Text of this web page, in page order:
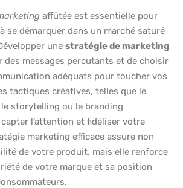
affûtée est essentielle pour
se démarquer dans un marché saturé
une stratégie de marketing
des messages percutants et de choisir
adéquats pour toucher vos
tactiques créatives, telles que le
storytelling ou le branding
l’attention et fidéliser votre
marketing efficace assure non
de votre produit, mais elle renforce
de votre marque et sa position